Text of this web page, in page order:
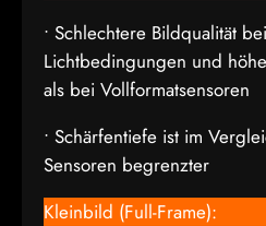
• Schlechtere Bildqualität
Lichtbedingungen und
als bei Vollformatsensoren
• Schärfentiefe ist im
Sensoren begrenzter
Kleinbild (Full-Frame):